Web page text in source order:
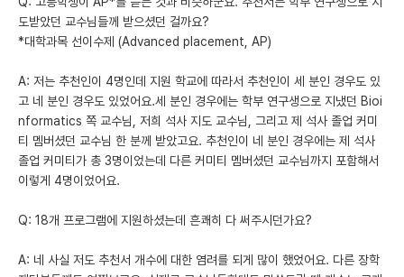
도받았던 교수님들께 받으셨던 걸까요?
*대학과목 선이수제 (Advanced placement, AP)
A: 저는 추천인이 4명인데 지원 학교에 따라서 추천인이 세 분인 경우도 있
고 네 분인 경우도 있었어요.세 분인 경우에는 학부 연구생으로 지냈던 Bioi
nformatics 쪽 교수님, 저희 석사 지도 교수님, 그리고 제 석사 졸업 커미
티 멤버셨던 교수님 한 분께 받았고요. 추천인이 네 분인 경우에는 제 석사
졸업 커미티가 총 3명이었는데 다른 커미티 멤버셨던 교수님까지 포함해서
이렇게 4명이었어요.
Q: 18개 프로그램에 지원하셨는데 흔쾌히 다 써주시던가요?
A: 네 사실 저도 추천서 개수에 대한 염려를 되게 많이 했었어요. 다른 장학